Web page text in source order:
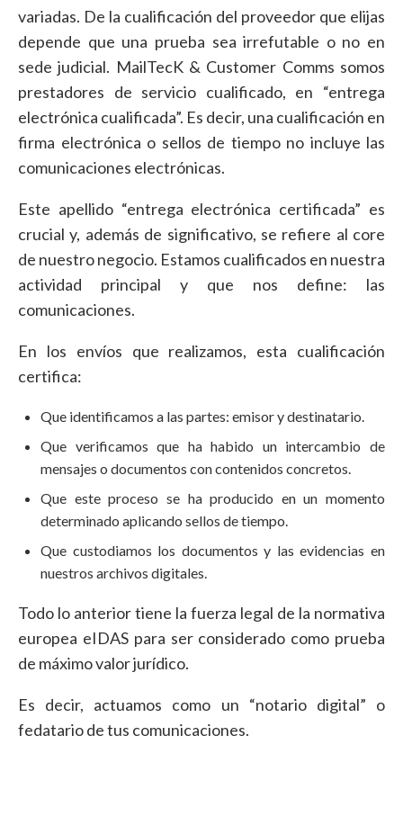
variadas. De la cualificación del proveedor que elijas
depende que una prueba sea irrefutable o no en
sede judicial. MailTecK & Customer Comms somos
prestadores de servicio cualificado, en “entrega
electrónica cualificada”. Es decir, una cualificación en
firma electrónica o sellos de tiempo no incluye las
comunicaciones electrónicas.
Este apellido “entrega electrónica certificada” es
crucial y, además de significativo, se refiere al core
de nuestro negocio. Estamos cualificados en nuestra
actividad principal y que nos define: las
comunicaciones.
En los envíos que realizamos, esta cualificación
certifica:
Que identificamos a las partes: emisor y destinatario.
Que verificamos que ha habido un intercambio de
mensajes o documentos con contenidos concretos.
Que este proceso se ha producido en un momento
determinado aplicando sellos de tiempo.
Que custodiamos los documentos y las evidencias en
nuestros archivos digitales.
Todo lo anterior tiene la fuerza legal de la normativa
europea eIDAS para ser considerado como prueba
de máximo valor jurídico.
Es decir, actuamos como un “notario digital” o
fedatario de tus comunicaciones.